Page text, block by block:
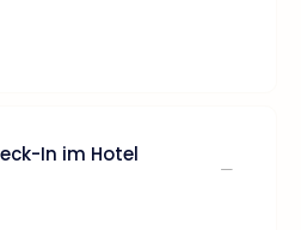
In im Hotel